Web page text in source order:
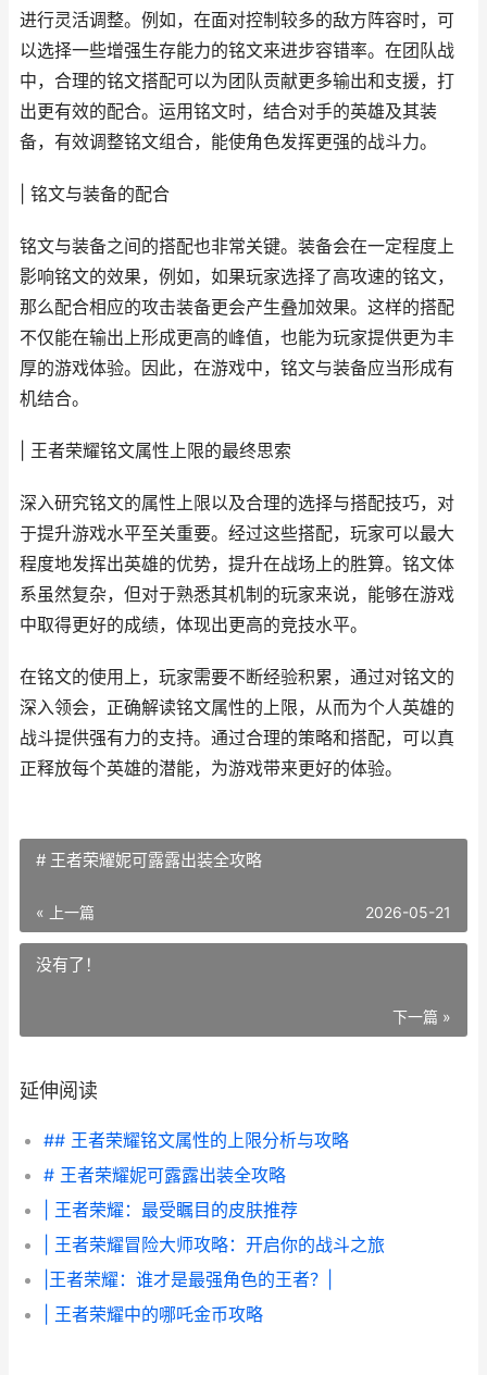
进行灵活调整。例如，在面对控制较多的敌方阵容时，可
以选择一些增强生存能力的铭文来进步容错率。在团队战
中，合理的铭文搭配可以为团队贡献更多输出和支援，打
出更有效的配合。运用铭文时，结合对手的英雄及其装
备，有效调整铭文组合，能使角色发挥更强的战斗力。
| 铭文与装备的配合
铭文与装备之间的搭配也非常关键。装备会在一定程度上
影响铭文的效果，例如，如果玩家选择了高攻速的铭文，
那么配合相应的攻击装备更会产生叠加效果。这样的搭配
不仅能在输出上形成更高的峰值，也能为玩家提供更为丰
厚的游戏体验。因此，在游戏中，铭文与装备应当形成有
机结合。
| 王者荣耀铭文属性上限的最终思索
深入研究铭文的属性上限以及合理的选择与搭配技巧，对
于提升游戏水平至关重要。经过这些搭配，玩家可以最大
程度地发挥出英雄的优势，提升在战场上的胜算。铭文体
系虽然复杂，但对于熟悉其机制的玩家来说，能够在游戏
中取得更好的成绩，体现出更高的竞技水平。
在铭文的使用上，玩家需要不断经验积累，通过对铭文的
深入领会，正确解读铭文属性的上限，从而为个人英雄的
战斗提供强有力的支持。通过合理的策略和搭配，可以真
正释放每个英雄的潜能，为游戏带来更好的体验。
# 王者荣耀妮可露露出装全攻略
« 上一篇 2026-05-21
没有了！
下一篇 »
延伸阅读
## 王者荣耀铭文属性的上限分析与攻略
# 王者荣耀妮可露露出装全攻略
| 王者荣耀：最受瞩目的皮肤推荐
| 王者荣耀冒险大师攻略：开启你的战斗之旅
|王者荣耀：谁才是最强角色的王者？|
| 王者荣耀中的哪吒金币攻略